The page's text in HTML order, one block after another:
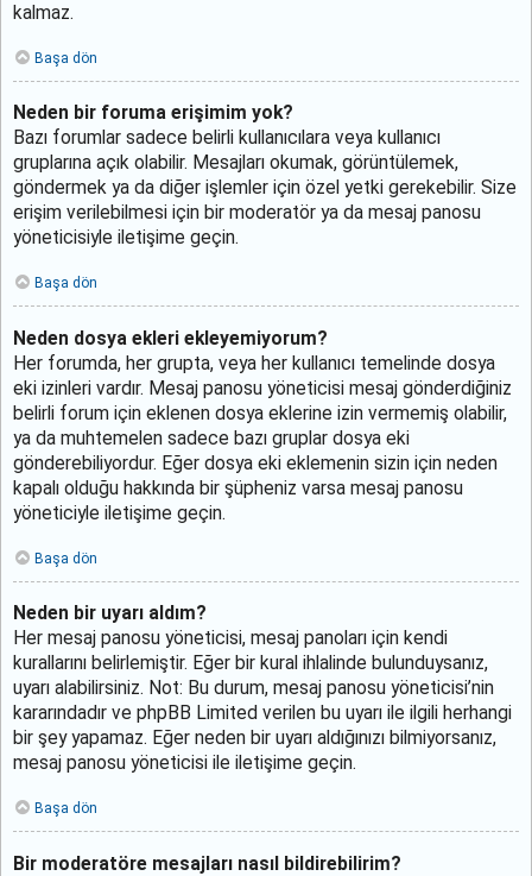
kalmaz.
Başa dön
Neden bir foruma erişimim yok?
Bazı forumlar sadece belirli kullanıcılara veya kullanıcı
gruplarına açık olabilir. Mesajları okumak, görüntülemek,
göndermek ya da diğer işlemler için özel yetki gerekebilir. Size
erişim verilebilmesi için bir moderatör ya da mesaj panosu
yöneticisiyle iletişime geçin.
Başa dön
Neden dosya ekleri ekleyemiyorum?
Her forumda, her grupta, veya her kullanıcı temelinde dosya
eki izinleri vardır. Mesaj panosu yöneticisi mesaj gönderdiğiniz
belirli forum için eklenen dosya eklerine izin vermemiş olabilir,
ya da muhtemelen sadece bazı gruplar dosya eki
gönderebiliyordur. Eğer dosya eki eklemenin sizin için neden
kapalı olduğu hakkında bir şüpheniz varsa mesaj panosu
yöneticiyle iletişime geçin.
Başa dön
Neden bir uyarı aldım?
Her mesaj panosu yöneticisi, mesaj panoları için kendi
kurallarını belirlemiştir. Eğer bir kural ihlalinde bulunduysanız,
uyarı alabilirsiniz. Not: Bu durum, mesaj panosu yöneticisi’nin
kararındadır ve phpBB Limited verilen bu uyarı ile ilgili herhangi
bir şey yapamaz. Eğer neden bir uyarı aldığınızı bilmiyorsanız,
mesaj panosu yöneticisi ile iletişime geçin.
Başa dön
Bir moderatöre mesajları nasıl bildirebilirim?